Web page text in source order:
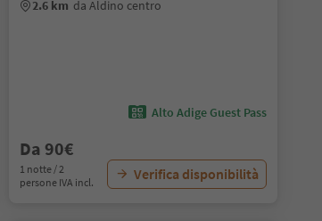
2.6 km da Aldino centro
Alto Adige Guest Pass
Da 90€
1 notte / 2
persone IVA incl.
Verifica disponibilità